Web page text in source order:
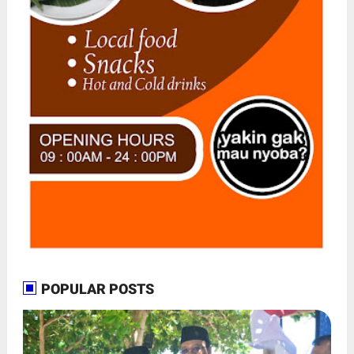
POPULAR POSTS